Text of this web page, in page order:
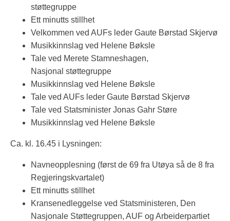
støttegruppe
Ett minutts stillhet
Velkommen ved AUFs leder Gaute Børstad Skjervø
Musikkinnslag ved Helene Bøksle
Tale ved Merete Stamneshagen,
Nasjonal støttegruppe
Musikkinnslag ved Helene Bøksle
Tale ved AUFs leder Gaute Børstad Skjervø
Tale ved Statsminister Jonas Gahr Støre
Musikkinnslag ved Helene Bøksle
Ca. kl. 16.45 i Lysningen:
Navneopplesning (først de 69 fra Utøya så de 8 fra
Regjeringskvartalet)
Ett minutts stillhet
Kransenedleggelse ved Statsministeren, Den
Nasjonale Støttegruppen, AUF og Arbeiderpartiet